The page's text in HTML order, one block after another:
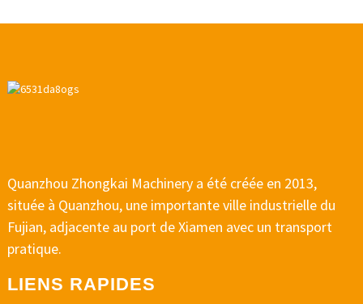
Quanzhou Zhongkai Machinery a été créée en 2013,
située à Quanzhou, une importante ville industrielle du
Fujian, adjacente au port de Xiamen avec un transport
pratique.
LIENS RAPIDES